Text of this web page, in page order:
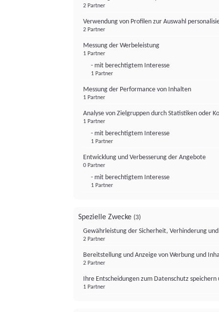
2 Partner
Verwendung von Profilen zur Auswahl
2 Partner
Messung der Werbeleistung
1 Partner
- mit berechtigtem Interesse
1 Partner
Messung der Performance von Inhalten
1 Partner
Analyse von Zielgruppen durch Statistiken oder
1 Partner
- mit berechtigtem Interesse
1 Partner
Entwicklung und Verbesserung der Angebote
0 Partner
- mit berechtigtem Interesse
1 Partner
Spezielle Zwecke (3)
Gewährleistung der Sicherheit, Verhinderung
2 Partner
Bereitstellung und Anzeige von Werbung und
2 Partner
Ihre Entscheidungen zum Datenschutz
1 Partner